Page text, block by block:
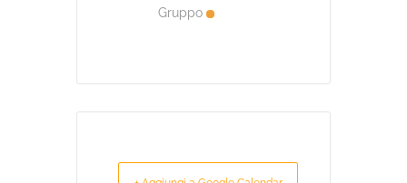
Gruppo